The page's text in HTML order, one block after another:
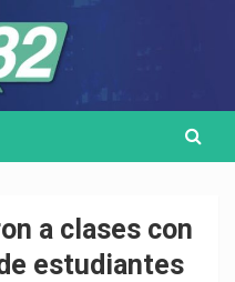
a clases con
estudiantes